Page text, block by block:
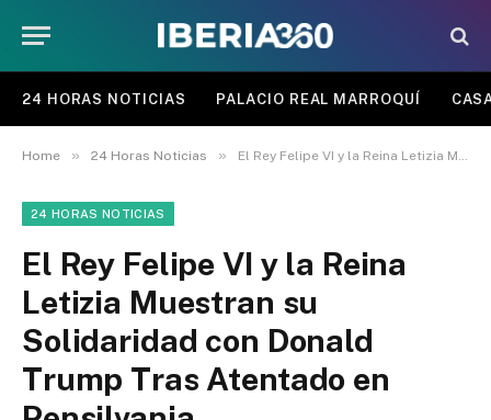
24 HORAS NOTICIAS PALACIO REAL MARROQUÍ
Home » 24 Horas Noticias » El Rey Felipe VI y la Reina Letizia Muestran su Solidaridad con Donald Trump Tras Atentado en Pensilvania
24 HORAS NOTICIAS
El Rey Felipe VI y la Reina
Letizia Muestran su
Solidaridad con Donald
Trump Tras Atentado en